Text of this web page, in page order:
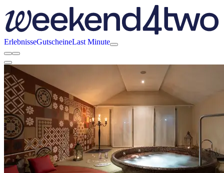
ErlebnisseGutscheineLast Minute